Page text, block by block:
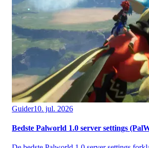
Guider10. jul. 2026
Bedste Palworld 1.0 server settings